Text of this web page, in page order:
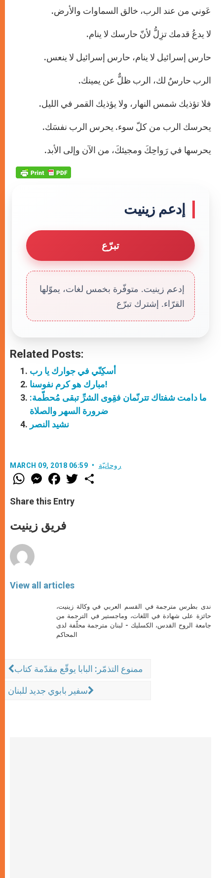
عَوني من عند الرب، خالق السماوات والأرض.
لا يدعُ قدمك تزِلُّ لأنّ حارسك لا ينام.
حارس إسرائيل لا ينام، حارس إسرائيل لا ينعس.
الرب حارسٌ لك، الرب ظلٌّ عن يمينك.
فلا تؤذيك شمس النهار، ولا يؤذيك القمر في الليل.
يحرسك الرب من كلّ سوء. يحرس الرب نفسَك.
يحرسها في رَواحِكَ ومجيئكَ، من الآن وإلى الأبد.
إدعم زينيت
تبرّع
إدعم زينيت. متوفّرة بخمس لغات، يموّلها
القرّاء. إشترك تبرّع
Related Posts:
أسكِنّي في جوارك يا رب
مبارك هو كرم نفوسنا!
ما دامت شفتاك تترنّمان فقِوى الشرِّ تبقى مُحطّمة:
ضرورة السهر والصلاة
نشيد النصر
MARCH 09, 2018 06:59 روحانيّة
W
h
t
s
p
p
M
e
s
e
g
e
F
a
e
b
o
k
w
Share this Entry
فريق زينيت
View all articles
ندى بطرس مترجمة في القسم العربي في وكالة زينيت،
حائزة على شهادة في اللغات، وماجستير في الترجمة من
جامعة الروح القدس، الكسليك - لبنان مترجمة محلّفة لدى
المحاكم
ممنوع التذمّر: البابا يوقّع مقدّمة كتاب
سفير بابوي جديد للبنان